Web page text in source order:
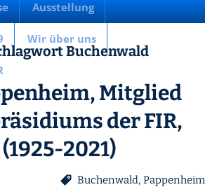
Ausstellung
Wir über uns
Buchenwald
Mitglied
der FIR,
2021)
Buchenwald, Pappenheim